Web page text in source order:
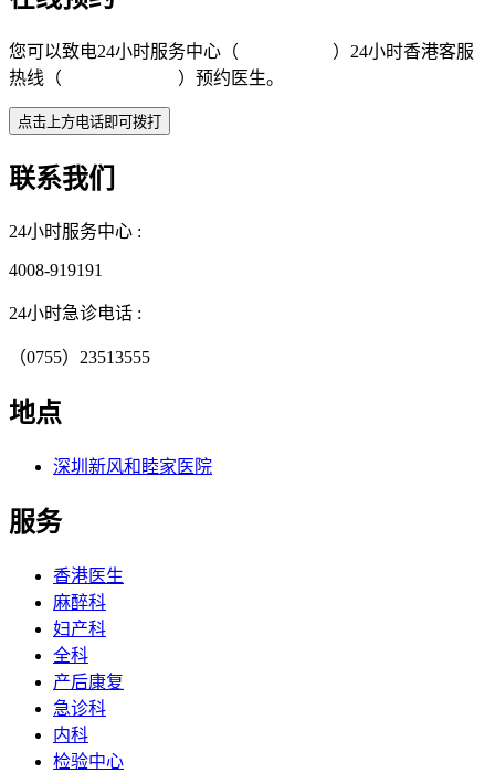
您可以致电24小时服务中心（
）24小时香港客服
热线（
）预约医生。
联系我们
24小时服务中心 :
4008-919191
24小时急诊电话 :
（0755）23513555
地点
深圳新风和睦家医院
服务
香港医生
麻醉科
妇产科
全科
产后康复
急诊科
内科
检验中心